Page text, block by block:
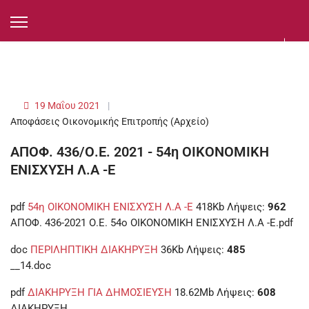
Αποφάσεις Οικονομικής Επιτροπής (Αρχείο)
19 Μαΐου 2021
ΑΠΟΦ. 436/Ο.Ε. 2021 - 54η ΟΙΚΟΝΟΜΙΚΗ
ΕΝΙΣΧΥΣΗ Λ.Α -Ε
pdf 54η ΟΙΚΟΝΟΜΙΚΗ ΕΝΙΣΧΥΣΗ Λ.Α -Ε 418Kb Λήψεις: 962
ΑΠΟΦ. 436-2021 Ο.Ε. 54ο ΟΙΚΟΝΟΜΙΚΗ ΕΝΙΣΧΥΣΗ Λ.Α -Ε.pdf
doc ΠΕΡΙΛΗΠΤΙΚΗ ΔΙΑΚΗΡΥΞΗ 36Kb Λήψεις: 485
__14.doc
pdf ΔΙΑΚΗΡΥΞΗ ΓΙΑ ΔΗΜΟΣΙΕΥΣΗ 18.62Mb Λήψεις: 608